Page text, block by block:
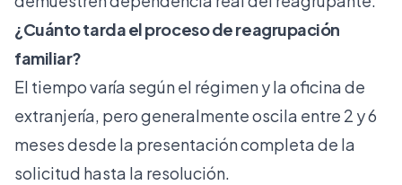
¿Cuánto tarda el proceso de reagrupación
familiar?
El tiempo varía según el régimen y la oficina de
extranjería, pero generalmente oscila entre 2 y 6
meses desde la presentación completa de la
solicitud hasta la resolución.